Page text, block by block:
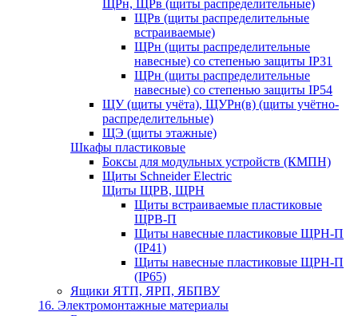
ЩРн, ЩРв (щиты распределительные)
ЩРв (щиты распределительные
встраиваемые)
ЩРн (щиты распределительные
навесные) со степенью защиты IP31
ЩРн (щиты распределительные
навесные) со степенью защиты IP54
ЩУ (щиты учёта), ЩУРн(в) (щиты учётно-
распределительные)
ЩЭ (щиты этажные)
Шкафы пластиковые
Боксы для модульных устройств (КМПН)
Щиты Schneider Electric
Щиты ЩРВ, ЩРН
Щиты встраиваемые пластиковые
ЩРВ-П
Щиты навесные пластиковые ЩРН-П
(IP41)
Щиты навесные пластиковые ЩРН-П
(IP65)
Ящики ЯТП, ЯРП, ЯБПВУ
16. Электромонтажные материалы